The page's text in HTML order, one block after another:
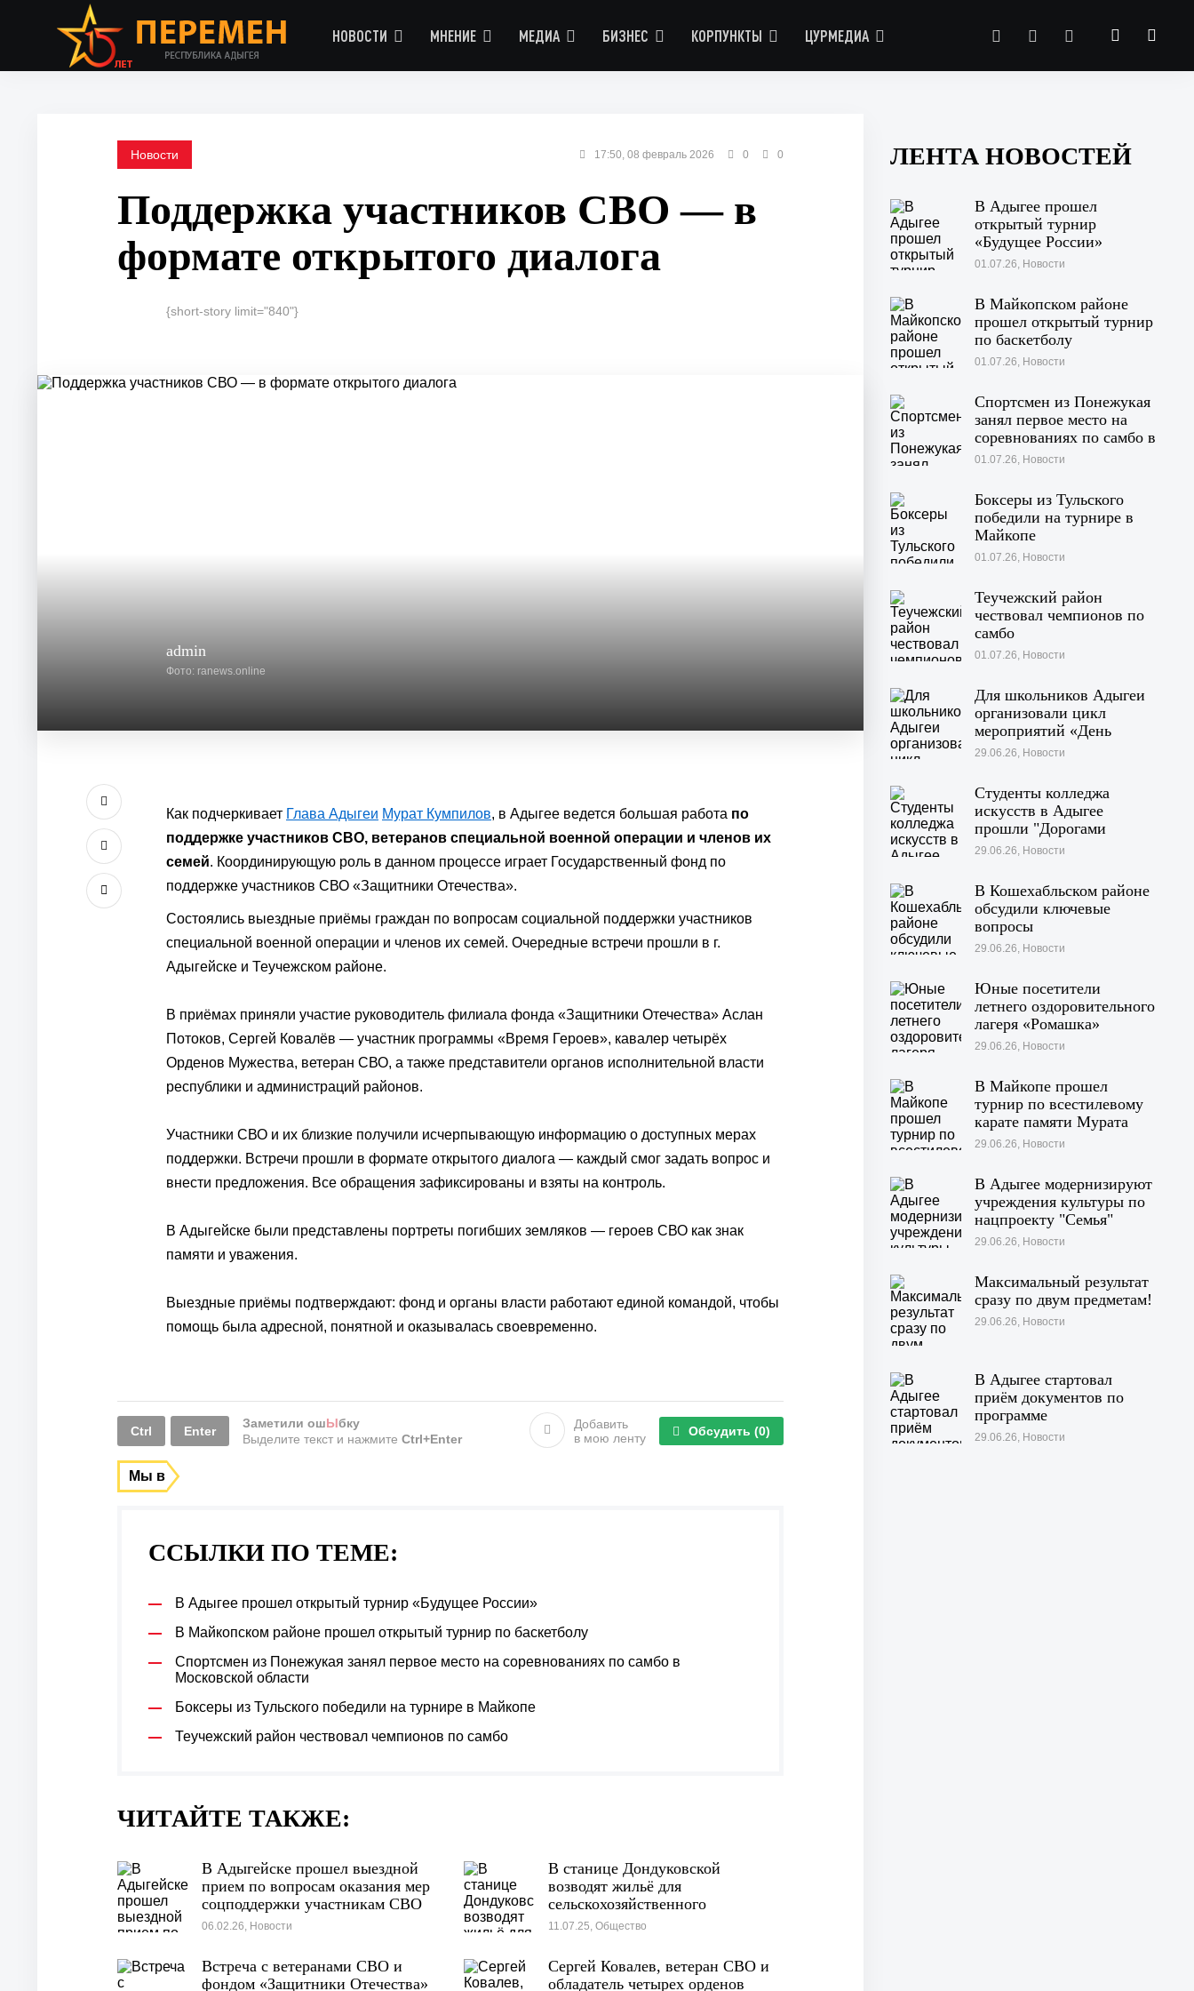
НОВОСТИ МНЕНИЕ МЕДИА БИЗНЕС КОРПУНКТЫ ЦУРМЕДИА
Новости 17:50, 08 февраль 2026 0 0
Поддержка участников СВО — в
формате открытого диалога
{short-story limit="840"}
admin
Фото: ranews.online
Как подчеркивает Глава Адыгеи Мурат Кумпилов, в Адыгее ведется большая работа по
поддержке участников СВО, ветеранов специальной военной операции и членов их
семей. Координирующую роль в данном процессе играет Государственный фонд по
поддержке участников СВО «Защитники Отечества».
Состоялись выездные приёмы граждан по вопросам социальной поддержки участников
специальной военной операции и членов их семей. Очередные встречи прошли в г.
Адыгейске и Теучежском районе.
В приёмах приняли участие руководитель филиала фонда «Защитники Отечества» Аслан
Потоков, Сергей Ковалёв — участник программы «Время Героев», кавалер четырёх
Орденов Мужества, ветеран СВО, а также представители органов исполнительной власти
республики и администраций районов.
Участники СВО и их близкие получили исчерпывающую информацию о доступных мерах
поддержки. Встречи прошли в формате открытого диалога — каждый смог задать вопрос и
внести предложения. Все обращения зафиксированы и взяты на контроль.
В Адыгейске были представлены портреты погибших земляков — героев СВО как знак
памяти и уважения.
Выездные приёмы подтверждают: фонд и органы власти работают единой командой, чтобы
помощь была адресной, понятной и оказывалась своевременно.
Ctrl Enter
Заметили ошЫбку
Выделите текст и нажмите Ctrl+Enter
Добавить
в мою ленту
Обсудить (0)
Мы в
ССЫЛКИ ПО ТЕМЕ:
В Адыгее прошел открытый турнир «Будущее России»
В Майкопском районе прошел открытый турнир по баскетболу
Спортсмен из Понежукая занял первое место на соревнованиях по самбо в
Московской области
Боксеры из Тульского победили на турнире в Майкопе
Теучежский район чествовал чемпионов по самбо
ЧИТАЙТЕ ТАКЖЕ:
В Адыгейске прошел выездной
прием по вопросам оказания мер
соцподдержки участникам СВО
06.02.26, Новости
В станице Дондуковской
возводят жильё для
сельскохозяйственного
специалиста
11.07.25, Общество
Встреча с ветеранами СВО и
фондом «Защитники Отечества»
Сергей Ковалев, ветеран СВО и
обладатель четырех орденов
ЛЕНТА НОВОСТЕЙ
В Адыгее прошел
открытый турнир
«Будущее России»
01.07.26, Новости
В Майкопском районе
прошел открытый турнир
по баскетболу
01.07.26, Новости
Спортсмен из Понежукая
занял первое место на
соревнованиях по самбо в
Московской области
01.07.26, Новости
Боксеры из Тульского
победили на турнире в
Майкопе
01.07.26, Новости
Теучежский район
чествовал чемпионов по
самбо
01.07.26, Новости
Для школьников Адыгеи
организовали цикл
мероприятий «День
Памяти»
29.06.26, Новости
Студенты колледжа
искусств в Адыгее
прошли "Дорогами
войны"
29.06.26, Новости
В Кошехабльском районе
обсудили ключевые
вопросы
жизнедеятельности
29.06.26, Новости
Юные посетители
летнего оздоровительного
лагеря «Ромашка»
побывали на экскурсии в
29.06.26, Новости
В Майкопе прошел
турнир по всестилевому
карате памяти Мурата
Хачекожева
29.06.26, Новости
В Адыгее модернизируют
учреждения культуры по
нацпроекту "Семья"
29.06.26, Новости
Максимальный результат
сразу по двум предметам!
29.06.26, Новости
В Адыгее стартовал
приём документов по
программе
«Профессионалитет»
29.06.26, Новости